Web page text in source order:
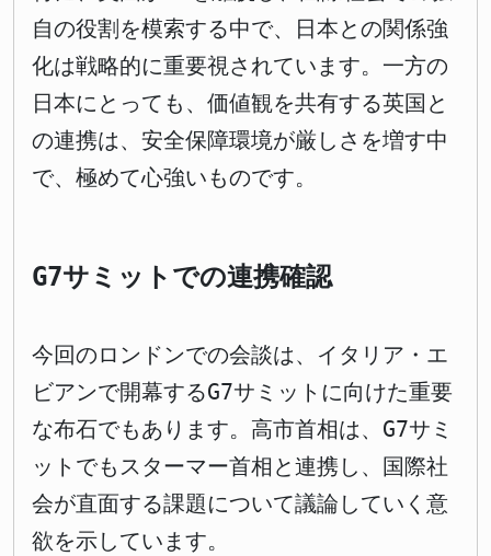
自の役割を模索する中で、日本との関係強
化は戦略的に重要視されています。一方の
日本にとっても、価値観を共有する英国と
の連携は、安全保障環境が厳しさを増す中
で、極めて心強いものです。
G7サミットでの連携確認
今回のロンドンでの会談は、イタリア・エ
ビアンで開幕するG7サミットに向けた重要
な布石でもあります。高市首相は、G7サミ
ットでもスターマー首相と連携し、国際社
会が直面する課題について議論していく意
欲を示しています。